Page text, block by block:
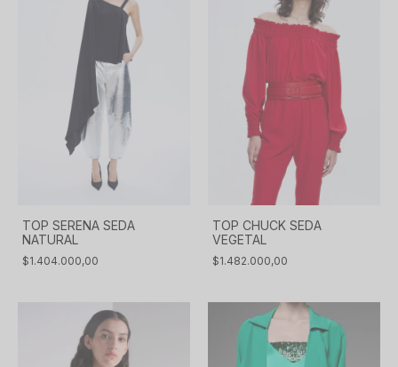
TOP SERENA SEDA
NATURAL
$1.404.000,00
TOP CHUCK SEDA
VEGETAL
$1.482.000,00